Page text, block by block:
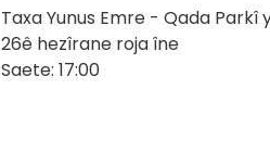
Taxa Yunus Emre - Qada
26ê hezîrane roja îne
Saete: 17:00